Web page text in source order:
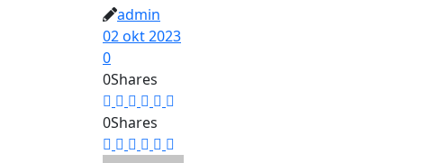
admin
02 okt 2023
0
0Shares
0Shares